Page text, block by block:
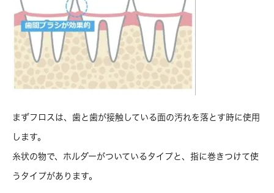
まずフロスは、歯と歯が接触している面の汚れを落とす時に使用
します。
糸状の物で、ホルダーがついているタイプと、指に巻きつけて使
うタイプがあります。